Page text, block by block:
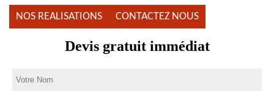
NOS REALISATIONS CONTACTEZ NOUS
Devis gratuit immédiat